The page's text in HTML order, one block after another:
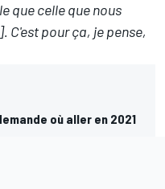
que celle que nous
C'est pour ça, je pense,
où aller en 2021